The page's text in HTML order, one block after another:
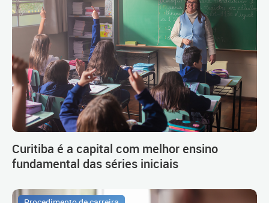
Curitiba é a capital com melhor ensino
fundamental das séries iniciais